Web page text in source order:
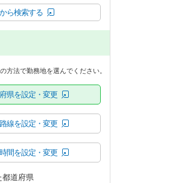
ら検索する
方法で勤務地を選んでください。
県を設定・変更
線を設定・変更
間を設定・変更
都道府県